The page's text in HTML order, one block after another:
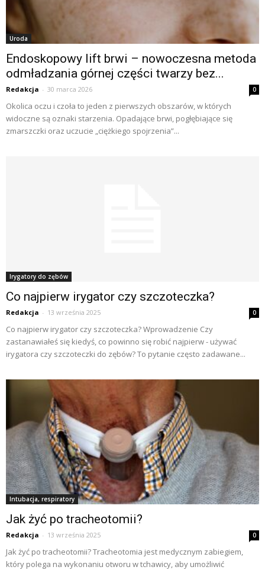
Uroda
Endoskopowy lift brwi – nowoczesna metoda
odmładzania górnej części twarzy bez...
Redakcja - 30 marca 2026 0
Okolica oczu i czoła to jeden z pierwszych obszarów, w których
widoczne są oznaki starzenia. Opadające brwi, pogłębiające się
zmarszczki oraz uczucie „ciężkiego spojrzenia”...
Irygatory do zębów
Co najpierw irygator czy szczoteczka?
Redakcja - 13 września 2025 0
Co najpierw irygator czy szczoteczka? Wprowadzenie Czy
zastanawiałeś się kiedyś, co powinno się robić najpierw - używać
irygatora czy szczoteczki do zębów? To pytanie często zadawane...
Intubacja, respiratory
Jak żyć po tracheotomii?
Redakcja - 13 września 2025 0
Jak żyć po tracheotomii? Tracheotomia jest medycznym zabiegiem,
który polega na wykonaniu otworu w tchawicy, aby umożliwić